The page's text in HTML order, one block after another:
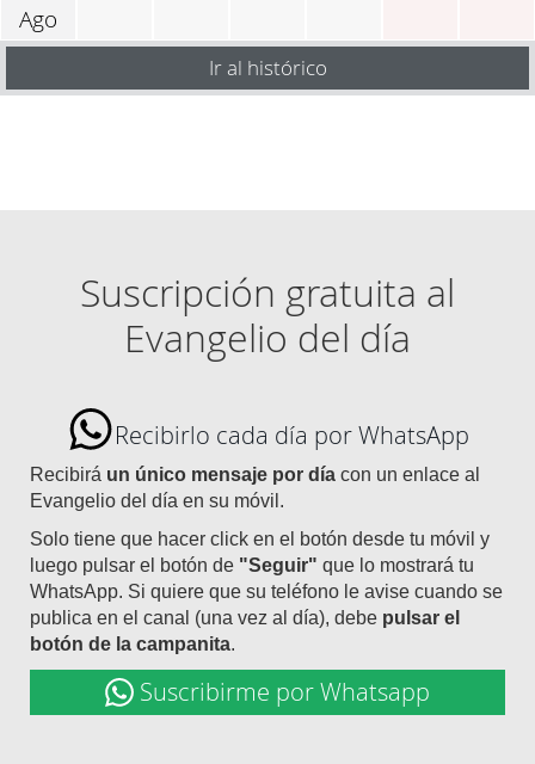
Ago
Ir al histórico
Suscripción gratuita al
Evangelio del día
Recibirlo cada día por WhatsApp
Recibirá un único mensaje por día con un enlace al
Evangelio del día en su móvil.
Solo tiene que hacer click en el botón desde tu móvil y
luego pulsar el botón de "Seguir" que lo mostrará tu
WhatsApp. Si quiere que su teléfono le avise cuando se
publica en el canal (una vez al día), debe pulsar el
botón de la campanita.
Suscribirme por Whatsapp